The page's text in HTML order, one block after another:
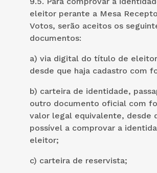
eleitor perante a Mesa
Votos, serão aceitos os
documentos:
a) via digital do título de
desde que haja cadastro com
b) carteira de identidade,
outro documento oficial com
valor legal equivalente, desde
possível a comprovar a
eleitor;
c) carteira de reservista;